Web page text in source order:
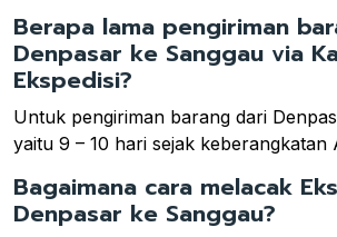
Berapa lama pengiriman
Denpasar ke Sanggau via
Ekspedisi?
Untuk pengiriman barang dari
yaitu 9 – 10 hari sejak keberangkatan
Bagaimana cara melacak
Denpasar ke Sanggau?